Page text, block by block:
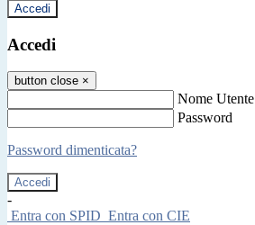
Accedi
Accedi
button close ×
Nome Utente
Password
Password dimenticata?
-
Entra con SPID Entra con CIE